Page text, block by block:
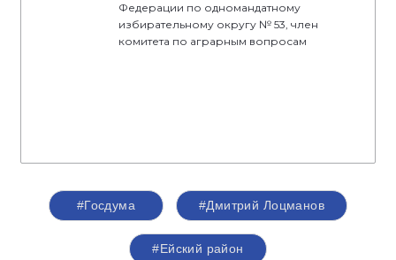
Федерации по одномандатному
избирательному округу № 53, член
комитета по аграрным вопросам
#Госдума #Дмитрий Лоцманов
#Ейский район